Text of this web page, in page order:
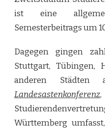
ist eine
Semesterbeitrags um
Dagegen gingen
Stuttgart, Tübingen,
anderen
Landesastenkonferenz
Württemberg